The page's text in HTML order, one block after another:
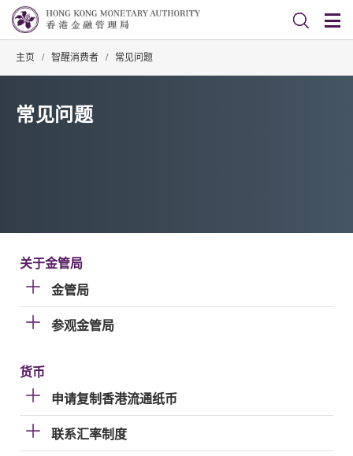
主页 / 智醒消费者 / 常见问题
常见问题
关于金管局
金管局
参观金管局
货币
申请复制香港流通纸币
联系汇率制度